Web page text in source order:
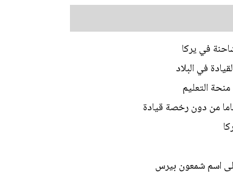
في البلاد
التعليم
اسم شمعون بيرس